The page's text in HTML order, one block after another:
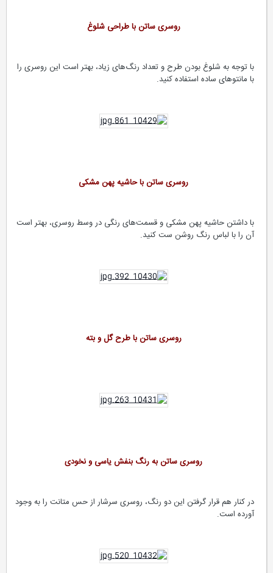
روسری ساتن با طراحی شلوغ
با توجه به شلوغ بودن طرح و تعداد رنگ‌های زیاد، بهتر است این روسری را
با مانتوهای ساده استفاده کنید.
روسری ساتن با حاشیه پهن مشکی
با داشتن حاشیه پهن مشکی و قسمت‌های رنگی در وسط روسری، بهتر است
آن را با لباس رنگ روشن ست کنید.
روسری ساتن با طرح گل و بته
روسری ساتن به رنگ بنفش یاسی و نخودی
در کنار هم قرار گرفتن این دو رنگ، روسری سرشار از حس متانت را به وجود
آورده است.